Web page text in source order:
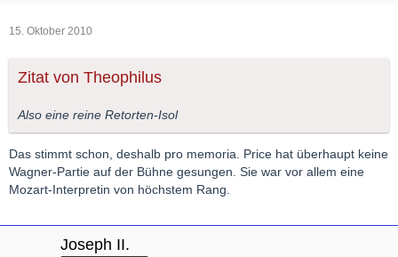
15. Oktober 2010
Zitat von Theophilus
Also eine reine Retorten-Isol
Das stimmt schon, deshalb pro memoria. Price hat überhaupt keine
Wagner-Partie auf der Bühne gesungen. Sie war vor allem eine
Mozart-Interpretin von höchstem Rang.
Joseph II.